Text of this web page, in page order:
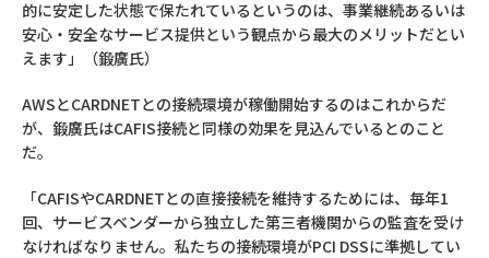
的に安定した状態で保たれているというのは、事業継続あるいは
安心・安全なサービス提供という観点から最大のメリットだとい
えます」（鍛廣氏）
AWSとCARDNETとの接続環境が稼働開始するのはこれからだ
が、鍛廣氏はCAFIS接続と同様の効果を見込んでいるとのこと
だ。
「CAFISやCARDNETとの直接接続を維持するためには、毎年1
回、サービスベンダーから独立した第三者機関からの監査を受け
なければなりません。私たちの接続環境がPCI DSSに準拠してい